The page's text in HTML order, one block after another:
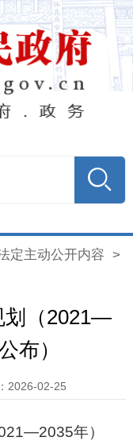
定主动公开内容 >
划（2021—
布）
2026-02-25
年）